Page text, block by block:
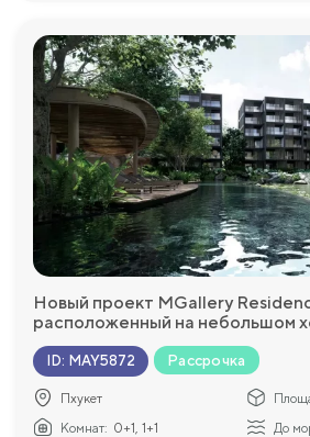
Новый проект MGallery
расположенный на небольшом
ID: MAY5872 Рассрочка
Пхукет
Комнат: 0+1, 1+1 До